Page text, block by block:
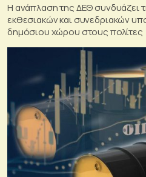
Η ανάπλαση της ΔΕΘ συνδυάζει
εκθεσιακών και συνεδριακών
δημόσιου χώρου στους πολίτες